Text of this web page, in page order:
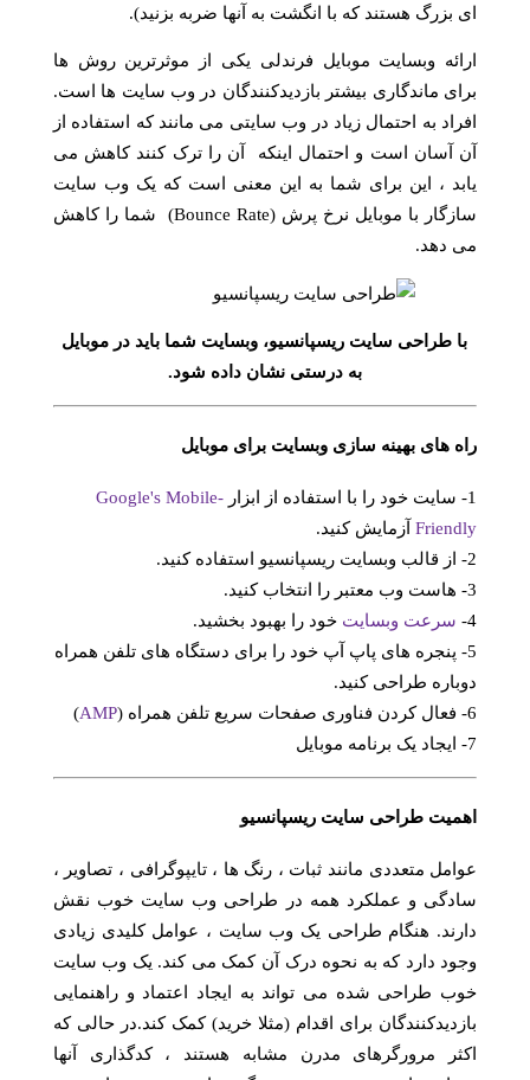
ای بزرگ هستند که با انگشت به آنها ضربه بزنید).
ارائه وبسایت موبایل فرندلی یکی از موثرترین روش ها
برای ماندگاری بیشتر بازدیدکنندگان در وب سایت ها است.
افراد به احتمال زیاد در وب سایتی می مانند که استفاده از
آن آسان است و احتمال اینکه آن را ترک کنند کاهش می
یابد ، این برای شما به این معنی است که یک وب سایت
سازگار با موبایل نرخ پرش (Bounce Rate) شما را کاهش
می دهد.
با طراحی سایت ریسپانسیو، وبسایت شما باید در موبایل
به درستی نشان داده شود.
راه های بهینه سازی وبسایت برای موبایل
1- سایت خود را با استفاده از ابزار
Google's Mobile-
Friendlyآزمایش کنید.
2- از قالب وبسایت ریسپانسیو استفاده کنید.
3- هاست وب معتبر را انتخاب کنید.
4-
سرعت وبسایت خود را بهبود بخشید.
5- پنجره های پاپ آپ خود را برای دستگاه های تلفن همراه
دوباره طراحی کنید.
6- فعال کردن فناوری صفحات سریع تلفن همراه (
AMP
)
7- ایجاد یک برنامه موبایل
اهمیت طراحی سایت ریسپانسیو
عوامل متعددی مانند ثبات ، رنگ ها ، تایپوگرافی ، تصاویر ،
سادگی و عملکرد همه در طراحی وب سایت خوب نقش
دارند. هنگام طراحی یک وب سایت ، عوامل کلیدی زیادی
وجود دارد که به نحوه درک آن کمک می کند. یک وب سایت
خوب طراحی شده می تواند به ایجاد اعتماد و راهنمایی
بازدیدکنندگان برای اقدام (مثلا خرید) کمک کند.در حالی که
اکثر مرورگرهای مدرن مشابه هستند ، کدگذاری آنها